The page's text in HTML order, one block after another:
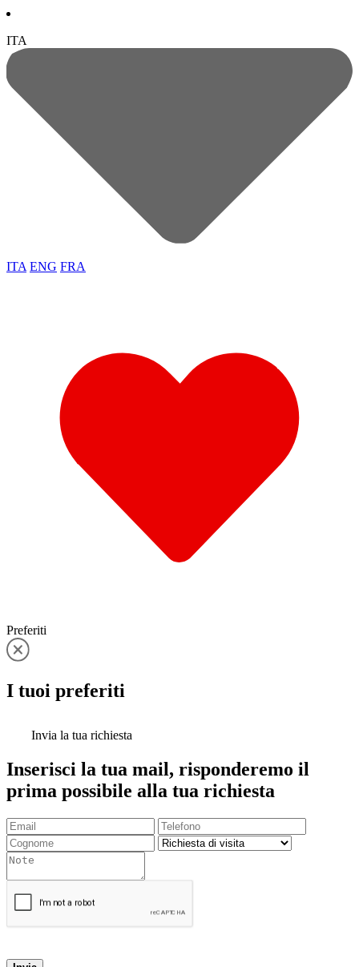
ITA
ITA ENG FRA
Preferiti
I tuoi preferiti
Invia la tua richiesta
Inserisci la tua mail, risponderemo il
prima possibile alla tua richiesta